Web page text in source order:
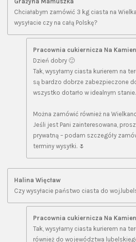
Chciałabym zamówić 3 kg ciasta na
wysyłacie czy na całą Polskę?
Pracownia cukiernicza Na
Dzień dobry 🙂
Tak, wysyłamy ciasta kurierem na
są bardzo dobrze zabezpieczone
wszystko dotarło w idealnym stanie.
Można zamówić również na
Jeśli jest Pani zainteresowana,
prywatną – podam szczegóły
terminy wysyłki. 🌷
Halina Więcław
Czy wysyłacie państwo ciasta do
Pracownia cukiernicza Na
Tak, wysyłamy ciasta kurierem na
również do województwa